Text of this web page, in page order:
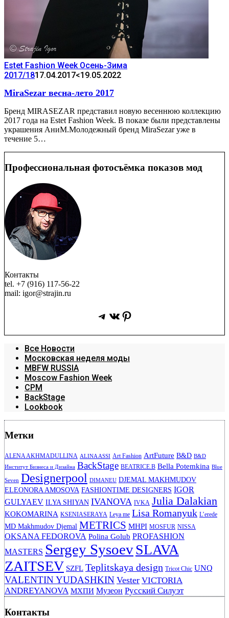
Estet Fashion Week Осень-Зима
2017/1817.04.2017<19.05.2022
MiraSezar весна-лето 2017
Бренд MIRASEZAR представил новую весеннюю коллекцию
2017 года на Estet Fashion Week. В показе были представлены
украшения АниМ.Молодежный бренд MiraSezar уже в
течение 5…
Профессиональная фотосъёмка показов мод
Контакты
tel. +7 (916) 117-56-22
mail: igor@strajin.ru
Telegram
ВКонтакте
Pinterest
Все Новости
Московская неделя моды
MBFW RUSSIA
Moscow Fashion Week
CPM
BackStage
Lookbook
Метки
ALENA AKHMADULLINA ALINA ASSI Art Fashion ArtFuture B&D B&D
Институт Бизнеса и Дизайна BackStage BEATRICE.B Bella Potemkina Blue
Seven Designerpool DIMANEU DJEMAL MAKHMUDOV
ELEONORA AMOSOVA FASHIONTIME DESIGNERS IGOR
GULYAEV ILYA SHIYAN IVANOVA IVKA Julia Dalakian
KOKOMARINA KSENIASERAYA Leya me Lisa Romanyuk L’erede
MD Makhmudov Djemal METRICS MHPI MOSFUR NISSA
OKSANA FEDOROVA Polina Golub PROFASHION
MASTERS Sergey SysoevSLAVA
ZAITSEV SZFL Teplitskaya design Tricot Chic UNQ
VALENTIN YUDASHKIN Vester VICTORIA
ANDREYANOVA МХПИ Музеон Русский Силуэт
Контакты